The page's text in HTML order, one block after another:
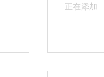
正在添加